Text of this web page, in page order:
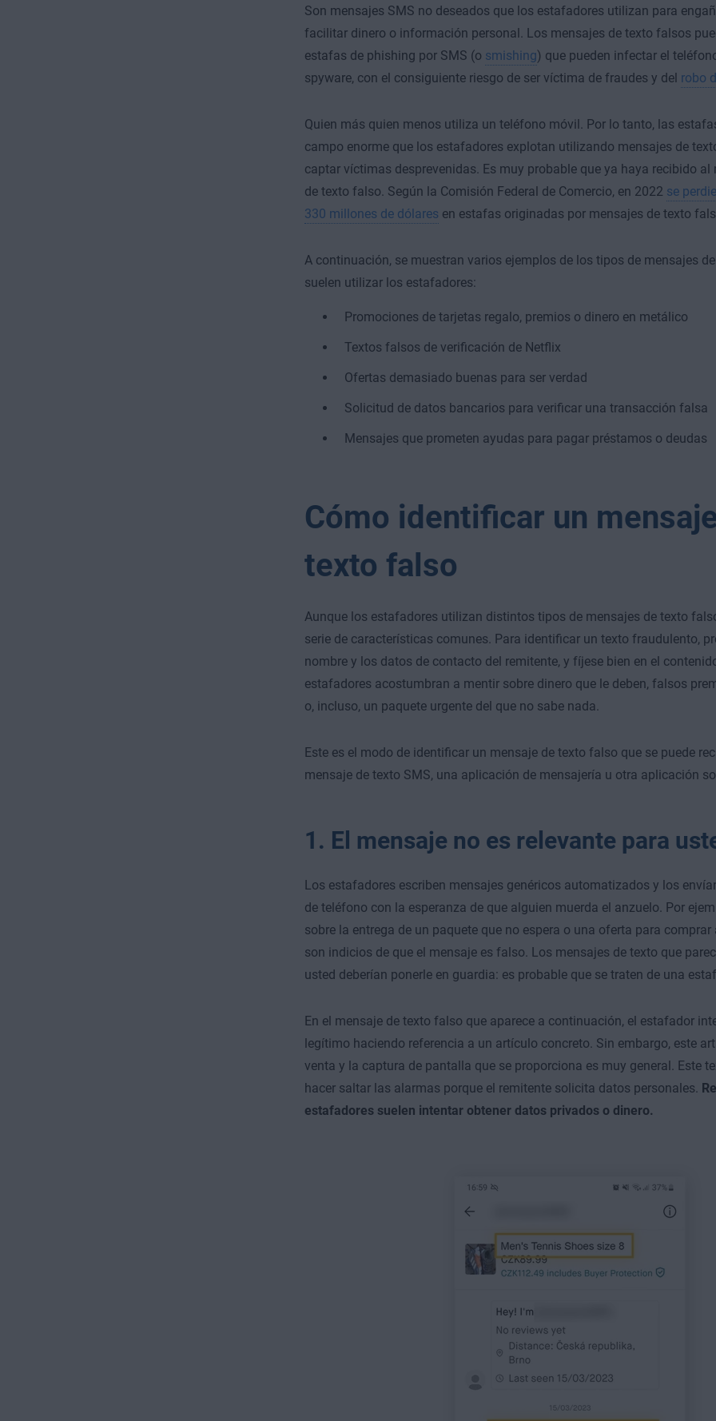
Son mensajes SMS no deseados que los estafadores utilizan para
facilitar dinero o información personal. Los mensajes de texto falsos
estafas de phishing por SMS (o smishing) que pueden infectar el
spyware, con el consiguiente riesgo de ser víctima de fraudes y del robo
Quien más quien menos utiliza un teléfono móvil. Por lo tanto, las
campo enorme que los estafadores explotan utilizando mensajes de
captar víctimas desprevenidas. Es muy probable que ya haya recibido al
de texto falso. Según la Comisión Federal de Comercio, en 2022 se
330 millones de dólares en estafas originadas por mensajes de texto
A continuación, se muestran varios ejemplos de los tipos de mensajes
suelen utilizar los estafadores:
Promociones de tarjetas regalo, premios o dinero en metálico
Textos falsos de verificación de Netflix
Ofertas demasiado buenas para ser verdad
Solicitud de datos bancarios para verificar una transacción falsa
Mensajes que prometen ayudas para pagar préstamos o deudas
Cómo identificar un
texto falso
Aunque los estafadores utilizan distintos tipos de mensajes de texto
serie de características comunes. Para identificar un texto fraudulento,
nombre y los datos de contacto del remitente, y fíjese bien en el
estafadores acostumbran a mentir sobre dinero que le deben, falsos
o, incluso, un paquete urgente del que no sabe nada.
Este es el modo de identificar un mensaje de texto falso que se puede
mensaje de texto SMS, una aplicación de mensajería u otra aplicación
1. El mensaje no es relevante para
Los estafadores escriben mensajes genéricos automatizados y los
de teléfono con la esperanza de que alguien muerda el anzuelo. Por
sobre la entrega de un paquete que no espera o una oferta para comprar
son indicios de que el mensaje es falso. Los mensajes de texto que
usted deberían ponerle en guardia: es probable que se traten de una
En el mensaje de texto falso que aparece a continuación, el estafador
legítimo haciendo referencia a un artículo concreto. Sin embargo, este
venta y la captura de pantalla que se proporciona es muy general. Este
hacer saltar las alarmas porque el remitente solicita datos personales.
estafadores suelen intentar obtener datos privados o dinero.